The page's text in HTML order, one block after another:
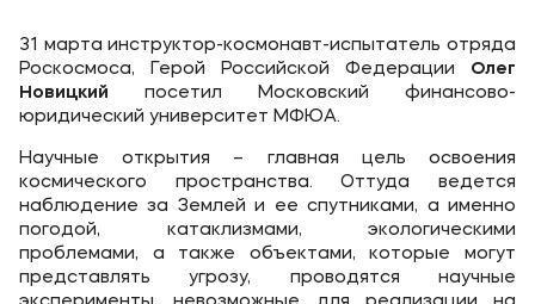
31 марта инструктор-космонавт-испытатель отряда
Роскосмоса, Герой Российской Федерации Олег
Новицкий посетил Московский финансово-
юридический университет МФЮА.
Научные открытия – главная цель освоения
космического пространства. Оттуда ведется
наблюдение за Землей и ее спутниками, а именно
погодой, катаклизмами, экологическими
проблемами, а также объектами, которые могут
представлять угрозу, проводятся научные